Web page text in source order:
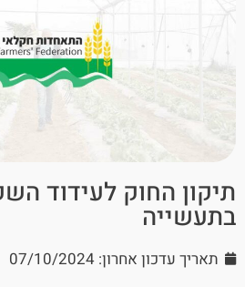
תיקון החוק לעידוד
בתעשייה
תאריך עדכון אחרון: 07/10/2024